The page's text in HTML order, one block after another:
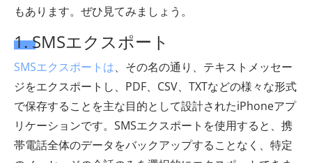
もあります。ぜひ見てみましょう。
1. SMSエクスポート
SMSエクスポートは、その名の通り、テキストメッセー
ジをエクスポートし、PDF、CSV、TXTなどの様々な形式
で保存することを主な目的として設計されたiPhoneアプ
リケーションです。SMSエクスポートを使用すると、携
帯電話全体のデータをバックアップすることなく、特定